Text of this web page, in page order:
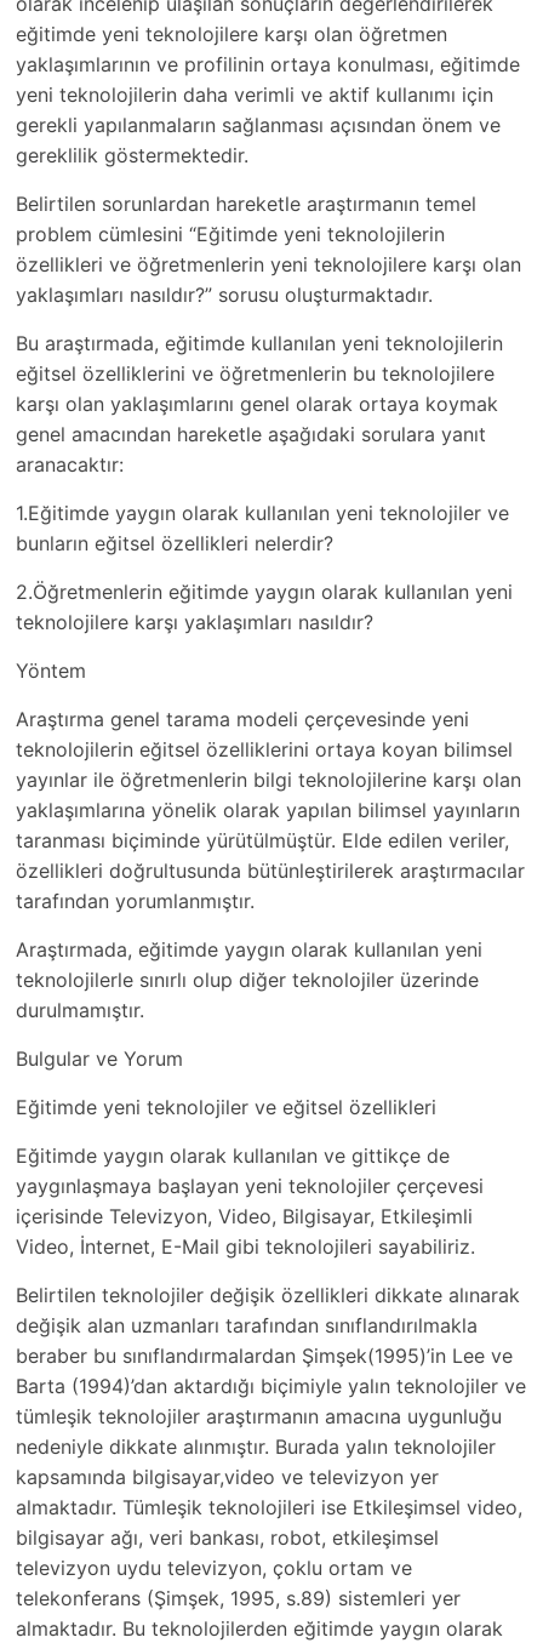
eğitimde yeni teknolojilere karşı olan öğretmen
yaklaşımlarının ve profilinin ortaya konulması, eğitimde
yeni teknolojilerin daha verimli ve aktif kullanımı için
gerekli yapılanmaların sağlanması açısından önem ve
gereklilik göstermektedir.
Belirtilen sorunlardan hareketle araştırmanın temel
problem cümlesini “Eğitimde yeni teknolojilerin
özellikleri ve öğretmenlerin yeni teknolojilere karşı olan
yaklaşımları nasıldır?” sorusu oluşturmaktadır.
Bu araştırmada, eğitimde kullanılan yeni teknolojilerin
eğitsel özelliklerini ve öğretmenlerin bu teknolojilere
karşı olan yaklaşımlarını genel olarak ortaya koymak
genel amacından hareketle aşağıdaki sorulara yanıt
aranacaktır:
1.Eğitimde yaygın olarak kullanılan yeni teknolojiler ve
bunların eğitsel özellikleri nelerdir?
2.Öğretmenlerin eğitimde yaygın olarak kullanılan yeni
teknolojilere karşı yaklaşımları nasıldır?
Yöntem
Araştırma genel tarama modeli çerçevesinde yeni
teknolojilerin eğitsel özelliklerini ortaya koyan bilimsel
yayınlar ile öğretmenlerin bilgi teknolojilerine karşı olan
yaklaşımlarına yönelik olarak yapılan bilimsel yayınların
taranması biçiminde yürütülmüştür. Elde edilen veriler,
özellikleri doğrultusunda bütünleştirilerek araştırmacılar
tarafından yorumlanmıştır.
Araştırmada, eğitimde yaygın olarak kullanılan yeni
teknolojilerle sınırlı olup diğer teknolojiler üzerinde
durulmamıştır.
Bulgular ve Yorum
Eğitimde yeni teknolojiler ve eğitsel özellikleri
Eğitimde yaygın olarak kullanılan ve gittikçe de
yaygınlaşmaya başlayan yeni teknolojiler çerçevesi
içerisinde Televizyon, Video, Bilgisayar, Etkileşimli
Video, İnternet, E-Mail gibi teknolojileri sayabiliriz.
Belirtilen teknolojiler değişik özellikleri dikkate alınarak
değişik alan uzmanları tarafından sınıflandırılmakla
beraber bu sınıflandırmalardan Şimşek(1995)’in Lee ve
Barta (1994)’dan aktardığı biçimiyle yalın teknolojiler ve
tümleşik teknolojiler araştırmanın amacına uygunluğu
nedeniyle dikkate alınmıştır. Burada yalın teknolojiler
kapsamında bilgisayar,video ve televizyon yer
almaktadır. Tümleşik teknolojileri ise Etkileşimsel video,
bilgisayar ağı, veri bankası, robot, etkileşimsel
televizyon uydu televizyon, çoklu ortam ve
telekonferans (Şimşek, 1995, s.89) sistemleri yer
almaktadır. Bu teknolojilerden eğitimde yaygın olarak